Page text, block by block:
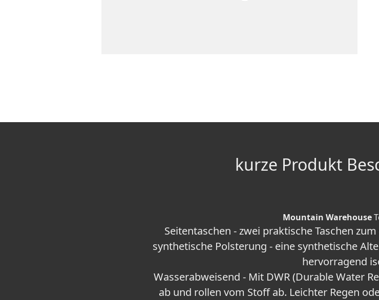
kurze Produkt
Mountain Warehouse
Seitentaschen - zwei praktische Taschen
synthetische Polsterung - eine synthetische
hervorragend
Wasserabweisend - Mit DWR (Durable Water
ab und rollen vom Stoff ab. Leichter Regen